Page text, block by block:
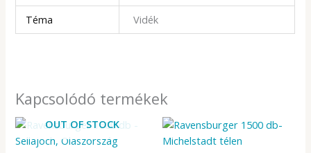
Téma Vidék
Kapcsolódó termékek
OUT OF STOCK